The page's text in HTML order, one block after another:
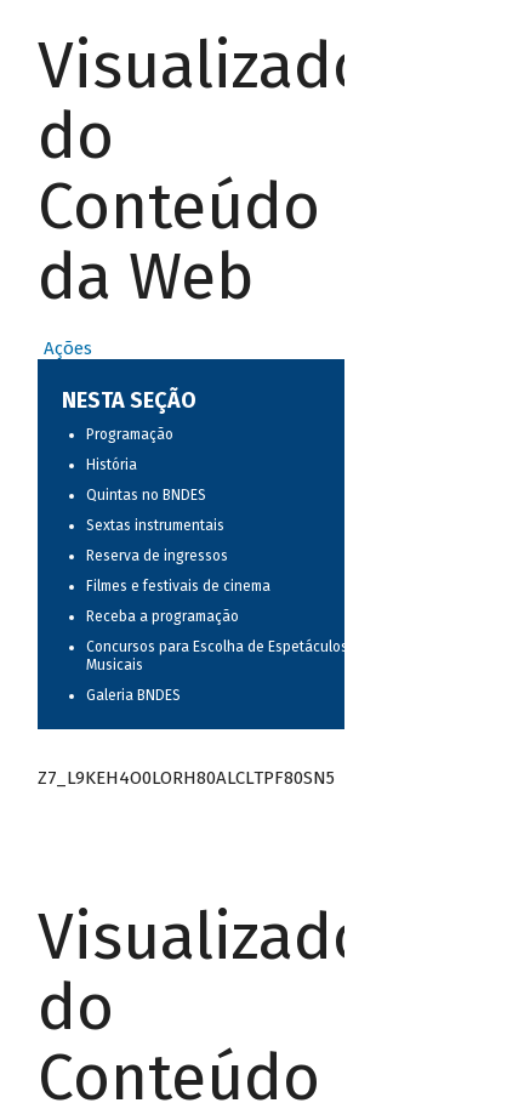
Visualizador
do
Conteúdo
da Web
Ações
NESTA SEÇÃO
Programação
História
Quintas no BNDES
Sextas instrumentais
Reserva de ingressos
Filmes e festivais de cinema
Receba a programação
Concursos para Escolha de Espetáculos
Musicais
Galeria BNDES
Z7_L9KEH4O0LORH80ALCLTPF80SN5
Visualizador
do
Conteúdo